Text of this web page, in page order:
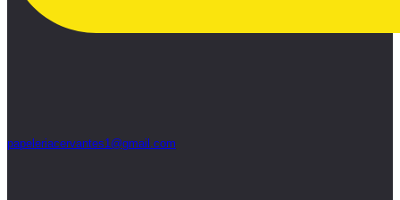
papeleriacervantes1@gmail.com